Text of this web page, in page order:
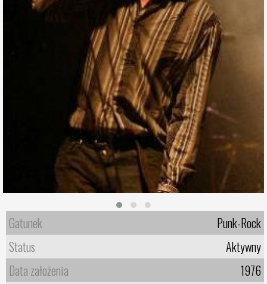
Gatunek
Punk-Rock
Status
Aktywny
Data założenia
1976